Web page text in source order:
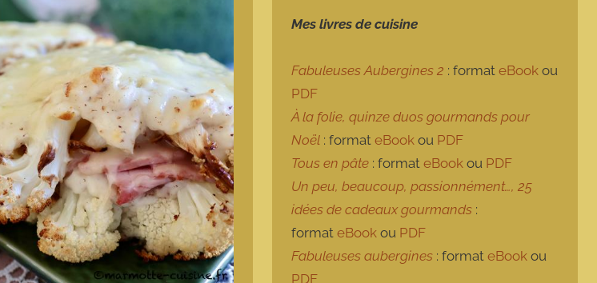
Mes livres de cuisine
Fabuleuses Aubergines 2 : formateBook ou
PDF
À la folie, quinze duos gourmands pour
Noël : formateBook ou PDF
Tous en pâte : formateBook ou PDF
Un peu, beaucoup, passionnément…, 25
idées de cadeaux gourmands :
formateBook ou PDF
Fabuleuses aubergines : formateBook ou
PDF